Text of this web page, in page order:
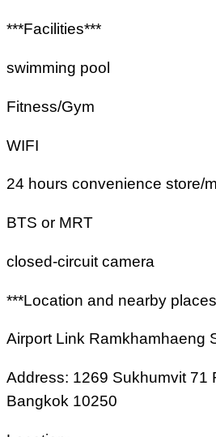
***Facilities***
swimming pool
Fitness/Gym
WIFI
24 hours convenience store/
BTS or MRT
closed-circuit camera
***Location and nearby
Airport Link Ramkhamhaeng
Address: 1269 Sukhumvit 71
Bangkok 10250